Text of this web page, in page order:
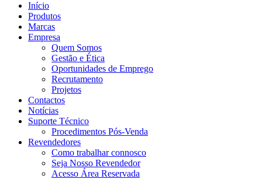
Início
Produtos
Marcas
Empresa
Quem Somos
Gestão e Ética
Oportunidades de Emprego
Recrutamento
Projetos
Contactos
Notícias
Suporte Técnico
Procedimentos Pós-Venda
Revendedores
Como trabalhar connosco
Seja Nosso Revendedor
Acesso Área Reservada